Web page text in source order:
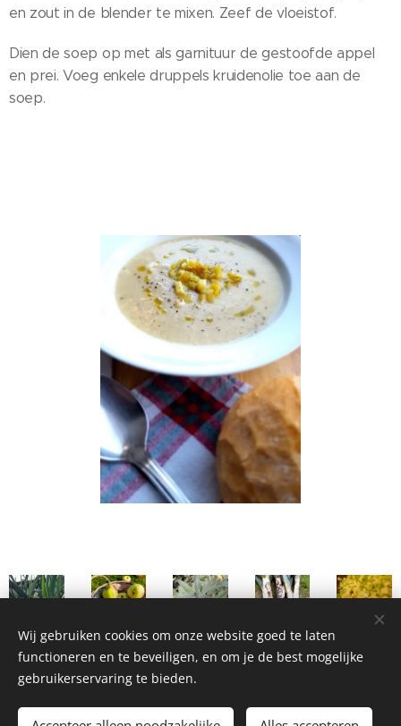
en zout in de blender te mixen. Zeef de vloeistof.
Dien de soep op met als garnituur de gestoofde appel
en prei. Voeg enkele druppels kruidenolie toe aan de
soep.
Homemade Homegrown by Bianca ©2026
Wij gebruiken cookies om onze website goed te laten
functioneren en te beveiligen, en om je de best mogelijke
gebruikerservaring te bieden.